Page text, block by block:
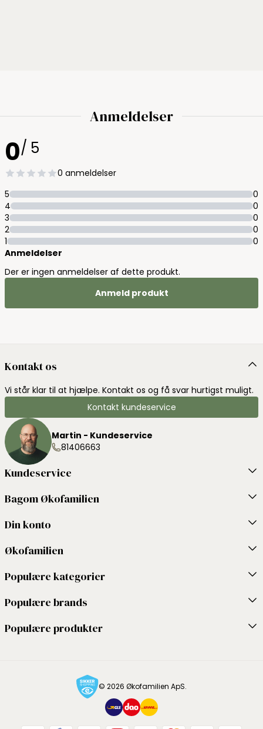
Anmeldelser
0/ 5
0 anmeldelser
5
0
4
0
3
0
2
0
1
0
Anmeldelser
Der er ingen anmeldelser af dette produkt.
Anmeld produkt
Kontakt os
Vi står klar til at hjælpe. Kontakt os og få svar hurtigst muligt.
Kontakt kundeservice
Martin - Kundeservice
81406663
Kundeservice
Bagom Økofamilien
Din konto
Økofamilien
Populære kategorier
Populære brands
Populære produkter
© 2026 Økofamilien ApS.